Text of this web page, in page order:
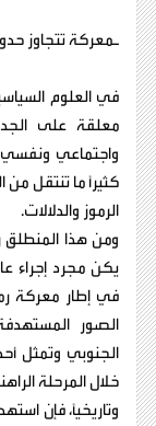
ـمعركة تتجاوز
في العلوم
معلقة على
واجتماعي ونفسي
كثيراً ما تنتقل من
الرموز والدلالات.
ومن هذا المنطلق
يكن مجرد إجراء
في إطار معركة
الصور
الجنوبي وتمثل
خلال المرحلة
وتاريخياً، فإن